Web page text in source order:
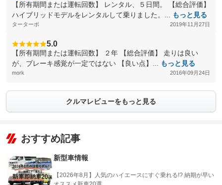
【所有期間または運転回数】 レンタル、５日間。 【総合評価】
ハイブリッドモデルをレンタルして乗りました。...
もっと見る
ターターボ 2019年11月27日
5.0
【所有期間または運転回数】 ２年 【総合評価】 走りは良い
が、ブレーキ感覚が一定ではない 【良い点】...
もっと見る
mork 2016年09月24日
クルマレビューをもっと見る
おすすめ記事
新型車情報
【2026年8月】人気のハイエースにすぐ乗れる!? 納期が早い